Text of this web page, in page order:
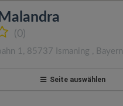
(0)
1 , 85737 Ismaning , Bayern
Seite auswählen